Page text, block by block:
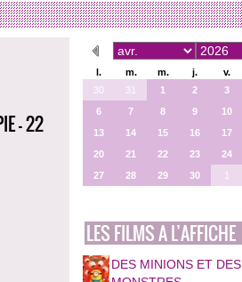
- 22
l. m. m. j. v.
30
31 1 2 3
6
7 8 9 10
13
14 15 16 17
20
21 22 23 24
27
28 29 30 1
LES FILMS A L’AFFICHE
DES MINIONS ET DES